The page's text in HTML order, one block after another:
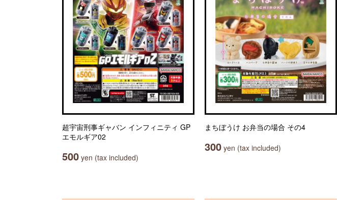
超宇宙刑事ギャバン インフィニティ GP
エモルギア02
500 yen (tax included)
まちぼうけ お弁当の場合 その4
300 yen (tax included)